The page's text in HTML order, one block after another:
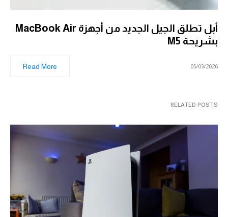
أبل تطلق الجيل الجديد من أجهزة MacBook Air
بشريحة M5
05/03/2026
Read More
RELATED POSTS